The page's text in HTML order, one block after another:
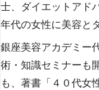
士、ダイエットアド
年代の女性に美容と
銀座美容アカデミー
術・知識セミナーも
も、著書「４０代女